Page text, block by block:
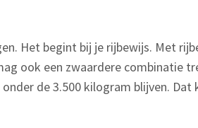
Het begint bij je rijbewijs. Met
ook een zwaardere combinatie
de 3.500 kilogram blijven.